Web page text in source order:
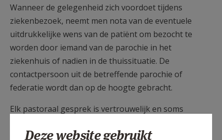
Wanneer de gelegenheid zich voordoet tijdens
ziekenbezoek, neemt men nota van de eventuele
uitdrukkelijke wens van de patiënt om bezocht te
worden door iemand van de parochie in het
ziekenhuis of nadien in de thuissituatie. De
contactpersoon uit de betreffende parochie of
federatie wordt dan op de hoogte gebracht.
Elk pastoraal gesprek is vertrouwelijk en soms
Deze website gebruikt